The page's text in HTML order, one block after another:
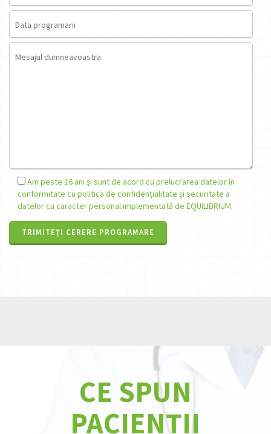
Am peste 16 ani și sunt de acord cu prelucrarea datelor în
conformitate cu politica de confidențialitate și securitate a
datelor cu caracter personal implementată de EQUILIBRIUM.
CE SPUN
PACIENȚII
CE SPUN
PACIENȚII